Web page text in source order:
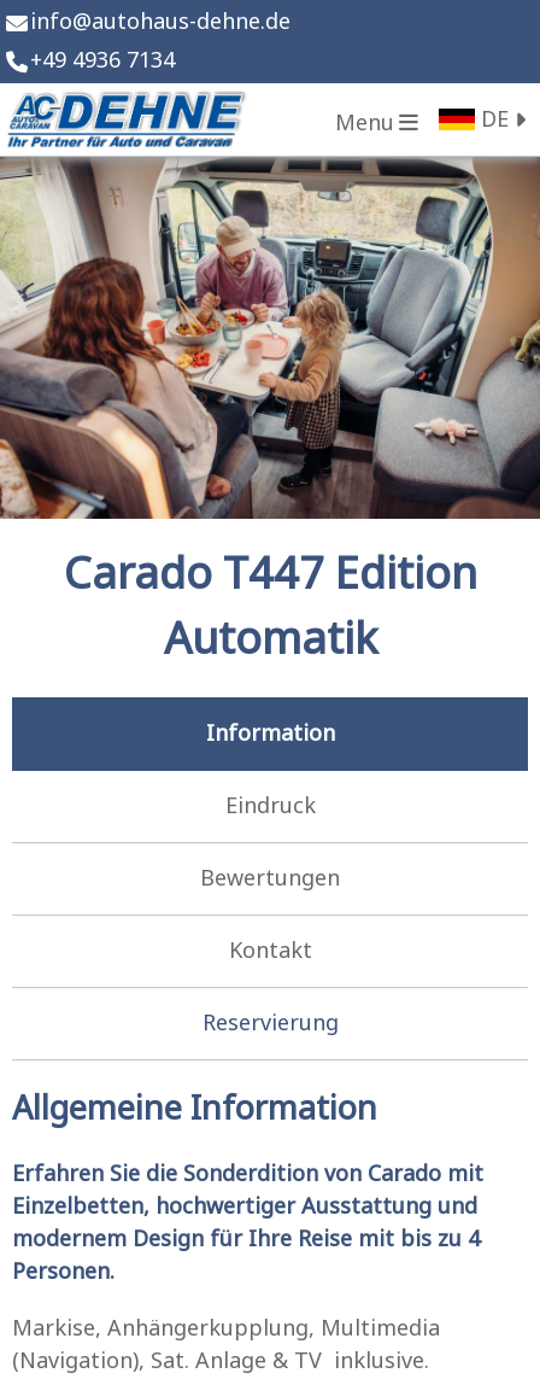
Menu
info@autohaus-dehne.de
+49 4936 7134
DE
Carado T447 Edition
Automatik
Information
Eindruck
Bewertungen
Kontakt
Reservierung
Allgemeine Information
Erfahren Sie die Sonderdition von Carado mit
Einzelbetten, hochwertiger Ausstattung und
modernem Design für Ihre Reise mit bis zu 4
Personen.
Markise, Anhängerkupplung, Multimedia
(Navigation), Sat. Anlage & TV inklusive.